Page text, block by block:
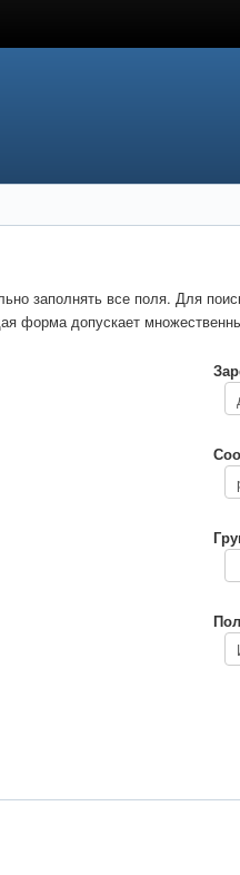
заполнять все поля. Для
форма допускает